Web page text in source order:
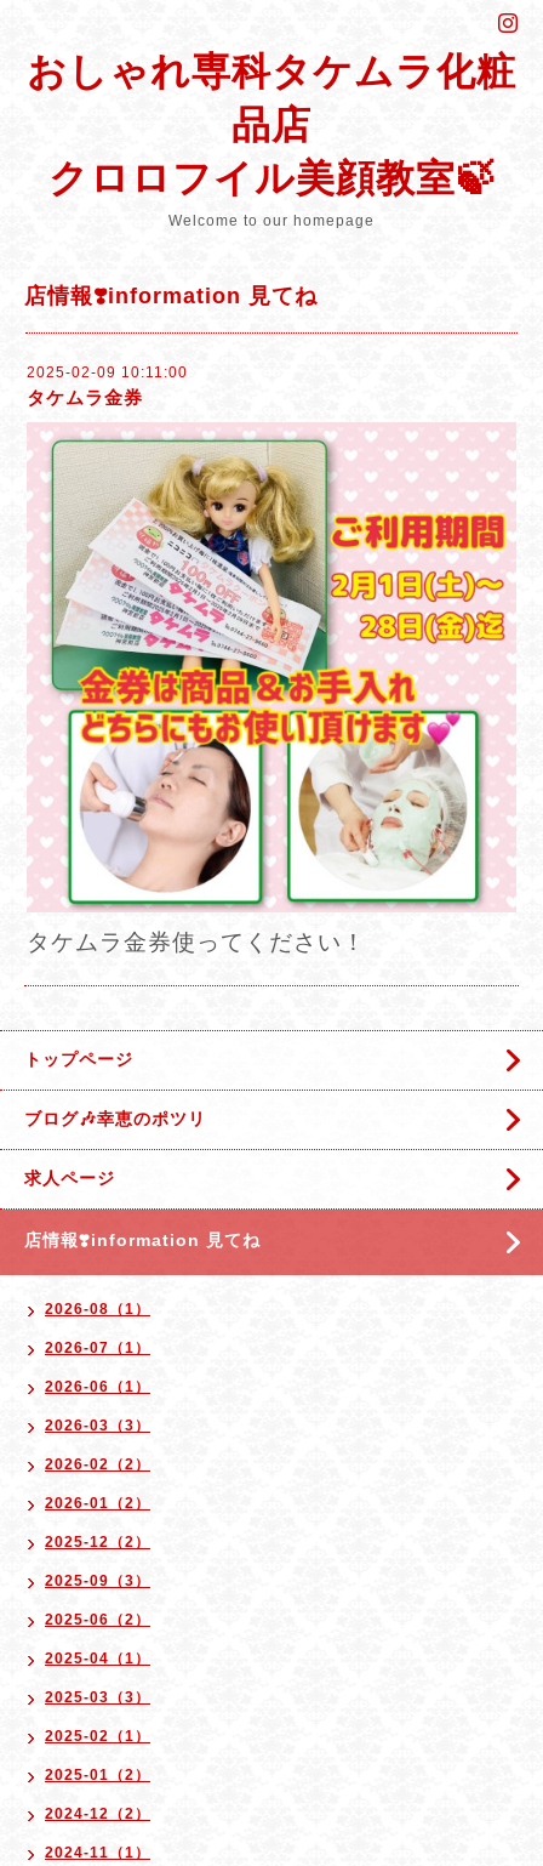
おしゃれ専科タケムラ化粧
品店
クロロフイル美顔教室🍃
Welcome to our homepage
店情報❣️information 見てね
2025-02-09 10:11:00
タケムラ金券
タケムラ金券使ってください！
トップページ
ブログ🎶幸恵のポツリ
求人ページ
店情報❣️information 見てね
2026-08（1）
2026-07（1）
2026-06（1）
2026-03（3）
2026-02（2）
2026-01（2）
2025-12（2）
2025-09（3）
2025-06（2）
2025-04（1）
2025-03（3）
2025-02（1）
2025-01（2）
2024-12（2）
2024-11（1）